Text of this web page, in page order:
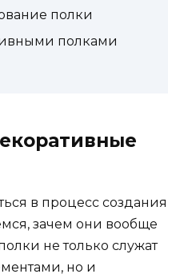
полки
полками
в процесс создания
зачем они вообще
не только служат
но и